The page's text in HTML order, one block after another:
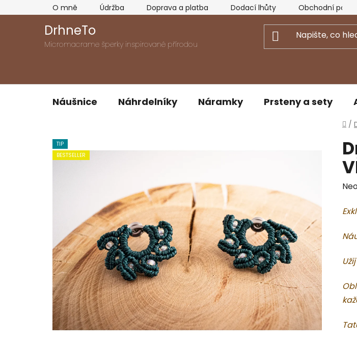
na
O mně Údržba Doprava a platba Dodací lhůty Obchodní
DrhneTo
Micromacrame šperky inspirované přírodou
Náušnice Náhrdelníky Náramky Prsteny a sety
/
0,0
TIP
BESTSELLER